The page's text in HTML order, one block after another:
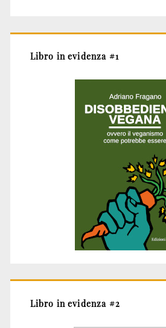
Libro in evidenza #1
Libro in evidenza #2